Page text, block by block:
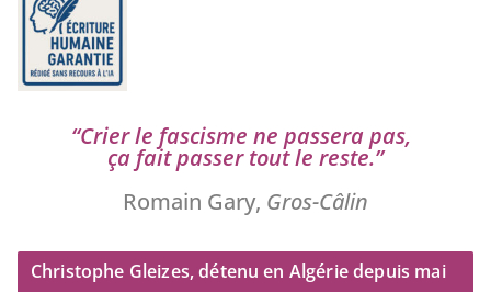
“Crier le fas­cisme ne pas­se­ra pas,
ça fait pas­ser tout le reste.”
Romain Gary, Gros-Câlin
Christophe Gleizes, détenu en Algérie depuis mai